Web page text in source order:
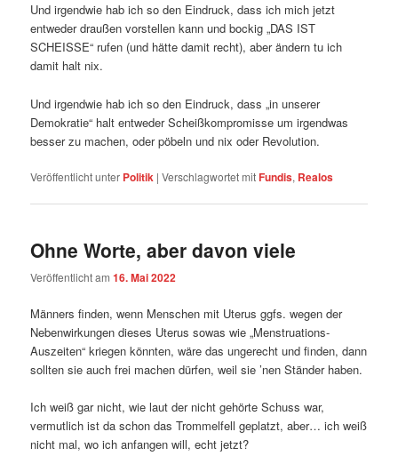
Und irgendwie hab ich so den Eindruck, dass ich mich jetzt
entweder draußen vorstellen kann und bockig „DAS IST
SCHEISSE“ rufen (und hätte damit recht), aber ändern tu ich
damit halt nix.
Und irgendwie hab ich so den Eindruck, dass „in unserer
Demokratie“ halt entweder Scheißkompromisse um irgendwas
besser zu machen, oder pöbeln und nix oder Revolution.
Veröffentlicht unter Politik |Verschlagwortet mitFundis, Realos
Ohne Worte, aber davon viele
Veröffentlicht am16. Mai 2022
Männers finden, wenn Menschen mit Uterus ggfs. wegen der
Nebenwirkungen dieses Uterus sowas wie „Menstruations-
Auszeiten“ kriegen könnten, wäre das ungerecht und finden, dann
sollten sie auch frei machen dürfen, weil sie ’nen Ständer haben.
Ich weiß gar nicht, wie laut der nicht gehörte Schuss war,
vermutlich ist da schon das Trommelfell geplatzt, aber… ich weiß
nicht mal, wo ich anfangen will, echt jetzt?